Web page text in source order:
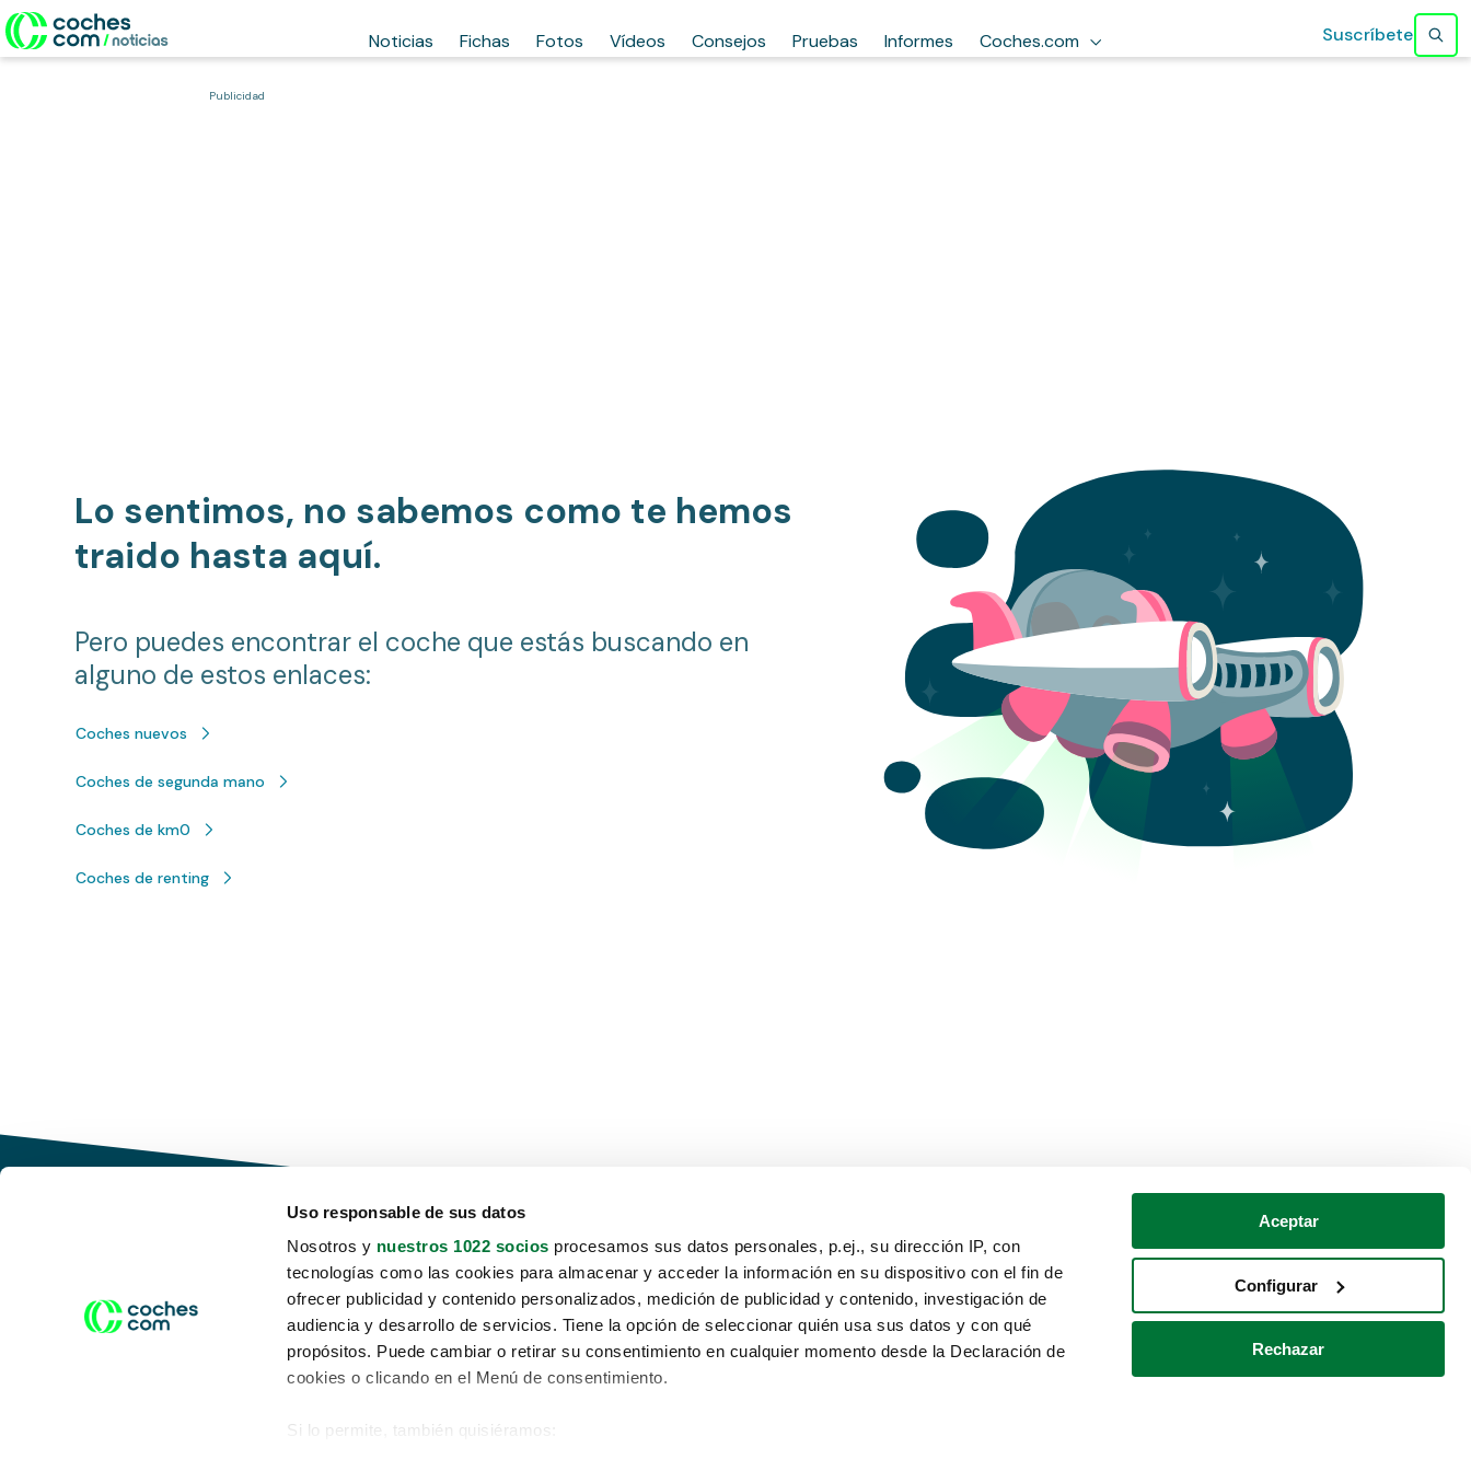
Uso responsable de sus datos
Nosotros y nuestros 1022 socios procesamos sus datos personales, p.ej., su dirección IP, con
tecnologías como las cookies para almacenar y acceder la información en su dispositivo con el fin de
ofrecer publicidad y contenido personalizados, medición de publicidad y contenido, investigación de
audiencia y desarrollo de servicios. Tiene la opción de seleccionar quién usa sus datos y con qué
propósitos. Puede cambiar o retirar su consentimiento en cualquier momento desde la Declaración de
cookies o clicando en el Menú de consentimiento.
Si lo permite, también quisiéramos:
Aceptar
Configurar
Rechazar
Noticias Fichas Fotos Vídeos Consejos Pruebas Informes Coches.com Suscríbete
Publicidad
Lo sentimos, no sabemos como te hemos
traido hasta aquí.
Pero puedes encontrar el coche que estás buscando en
alguno de estos enlaces:
Coches nuevos
Coches de segunda mano
Coches de km0
Coches de renting
Conduce tu futuro,
desata tu movilidad